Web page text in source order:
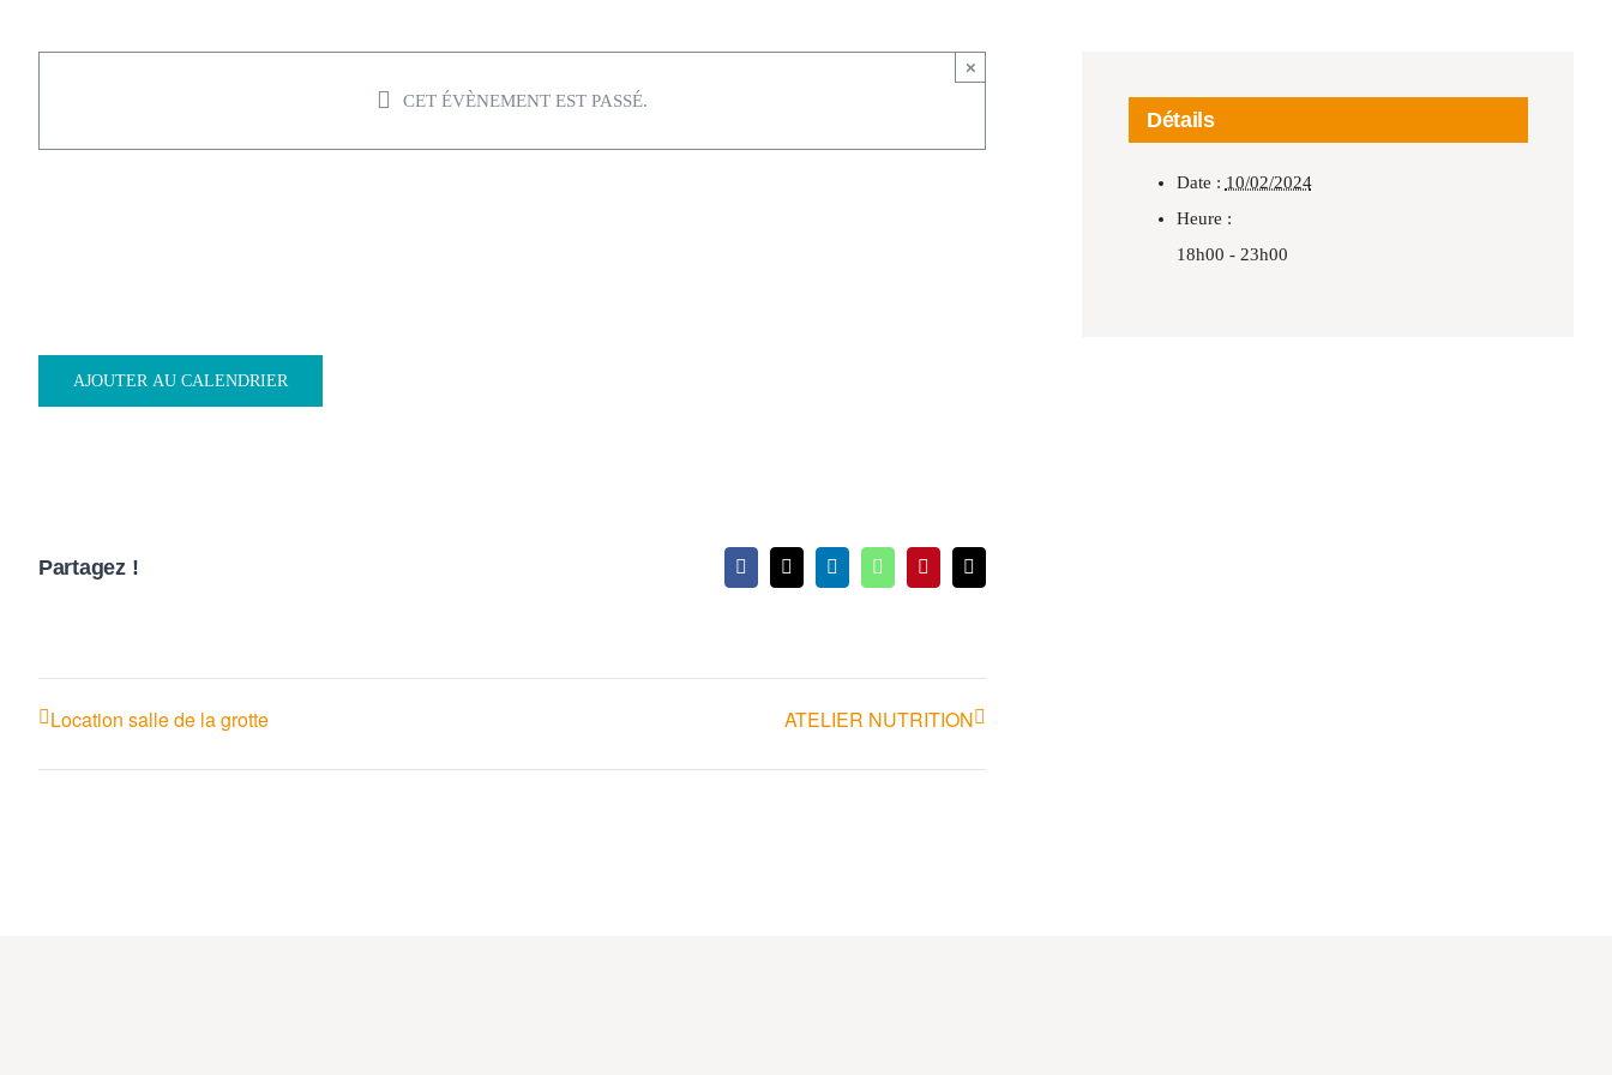
CET ÉVÈNEMENT EST PASSÉ.
×
AJOUTER AU CALENDRIER
Partagez ! Facebook
X LinkedInWhatsAppPinterestEmail
Location salle de la grotte ATELIER NUTRITION
Détails
Date : 10/02/2024
Heure :
18h00 - 23h00